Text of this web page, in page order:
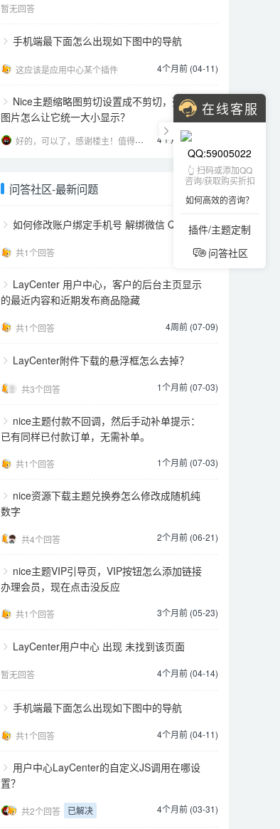
暂无回答
手机端最下面怎么出现如下图中的导航
这应该是应用中心某个插件 4个月前 (04-11)
Nice主题缩略图剪切设置成不剪切，列表页
图片怎么让它统一大小显示？
好的，可以了，感谢楼主！值得信任的开发者。 4个月前 (04-01)
问答社区-最新问题
如何修改账户绑定手机号 解绑微信 QQ
共1个回答 2天前
LayCenter 用户中心，客户的后台主页显示
的最近内容和近期发布商品隐藏
共1个回答 4周前 (07-09)
LayCenter附件下载的悬浮框怎么去掉？
共3个回答 1个月前 (07-03)
nice主题付款不回调，然后手动补单提示：
已有同样已付款订单，无需补单。
共1个回答 1个月前 (07-03)
nice资源下载主题兑换券怎么修改成随机纯
数字
共4个回答 2个月前 (06-21)
nice主题VIP引导页，VIP按钮怎么添加链接
办理会员，现在点击没反应
共1个回答 3个月前 (05-23)
LayCenter用户中心 出现 未找到该页面
暂无回答 4个月前 (04-14)
手机端最下面怎么出现如下图中的导航
共1个回答 4个月前 (04-11)
用户中心LayCenter的自定义JS调用在哪设
置？
共2个回答 已解决 4个月前 (03-31)
在线客服
QQ:59005022
👆 扫码或添加QQ
咨询/获取购买折扣
如何高效的咨询？
插件/主题定制
问答社区